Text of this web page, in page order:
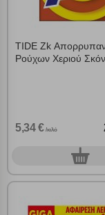
TIDE Ζk
Ρούχων Χεριού
5,34 € /κιλό
0τεμ.